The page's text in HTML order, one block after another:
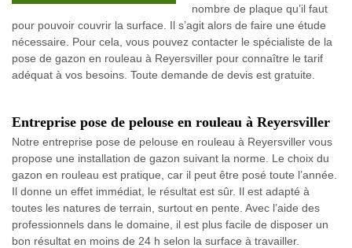
nombre de plaque qu’il faut
pour pouvoir couvrir la surface. Il s’agit alors de faire une étude
nécessaire. Pour cela, vous pouvez contacter le spécialiste de la
pose de gazon en rouleau à Reyersviller pour connaître le tarif
adéquat à vos besoins. Toute demande de devis est gratuite.
Entreprise pose de pelouse en rouleau à Reyersviller
Notre entreprise pose de pelouse en rouleau à Reyersviller vous
propose une installation de gazon suivant la norme. Le choix du
gazon en rouleau est pratique, car il peut être posé toute l’année.
Il donne un effet immédiat, le résultat est sûr. Il est adapté à
toutes les natures de terrain, surtout en pente. Avec l’aide des
professionnels dans le domaine, il est plus facile de disposer un
bon résultat en moins de 24 h selon la surface à travailler.